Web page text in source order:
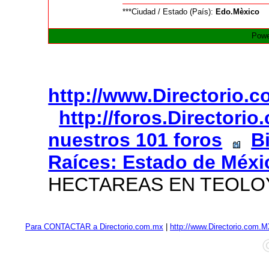
***Ciudad / Estado (País): Edo.Mèxico
http://
http://
nuestros 101 foros
Raíces: Estado de
HECTAREAS EN
Para CONTACTAR a Directorio.com.mx http://